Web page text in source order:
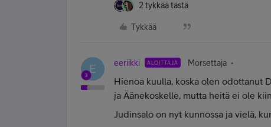
2 tykkää tästä
Tykkää
E eeriikki ALOITTAJA Morsettaja
Hienoa kuulla, koska olen odottanut
ja Äänekoskelle, mutta heitä ei ole
Judinsalo on nyt kunnossa ja vielä,